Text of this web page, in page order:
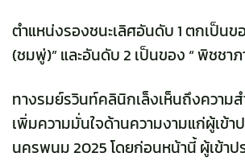
ตำแหน่งรองชนะเลิศอันดับ 1 ตกเป็นข
(ชมพู่)” และอันดับ 2 เป็นของ “ พิชชาภ
ทางรมย์รวินท์คลินิกเล็งเห็นถึงความ
เพิ่มความมั่นใจด้านความงามแก่ผู้เข้า
นครพนม 2025โดยก่อนหน้านี้ ผู้เข้าป